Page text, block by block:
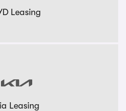
Leasing
Leasing